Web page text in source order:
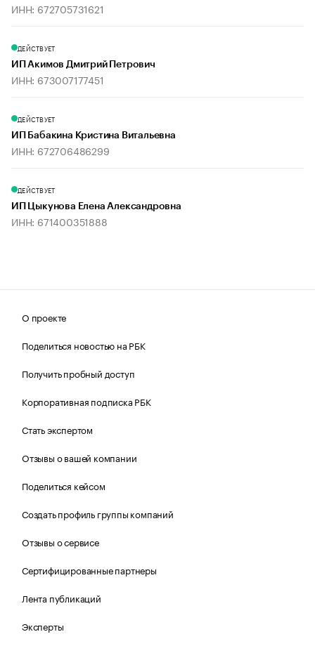
ИНН: 672705731621
ДЕЙСТВУЕТ
ИП Акимов Дмитрий Петрович
ИНН: 673007177451
ДЕЙСТВУЕТ
ИП Бабакина Кристина Витальевна
ИНН: 672706486299
ДЕЙСТВУЕТ
ИП Цыкунова Елена Александровна
ИНН: 671400351888
О проекте
Поделиться новостью на РБК
Получить пробный доступ
Корпоративная подписка РБК
Стать экспертом
Отзывы о вашей компании
Поделиться кейсом
Создать профиль группы компаний
Отзывы о сервисе
Сертифицированные партнеры
Лента публикаций
Эксперты